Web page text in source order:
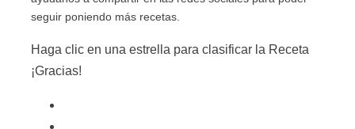
seguir poniendo más recetas.
Haga clic en una estrella para clasificar la Receta
¡Gracias!